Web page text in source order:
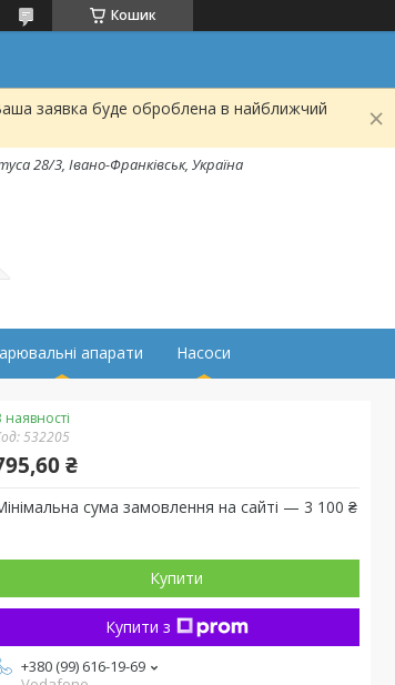
Кошик
заявка буде оброблена в найближчий
28/3, Івано-Франківськ, Україна
апарати Насоси
наявності
532205
₴
сума замовлення на сайті — 3 100 ₴
Купити
Купити з
+380 (99) 616-19-69